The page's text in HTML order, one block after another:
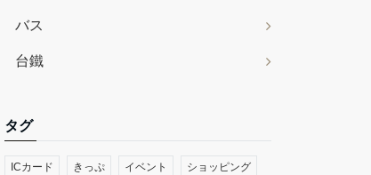
バス
台鐵
タグ
ICカード きっぷ イベント ショッピング